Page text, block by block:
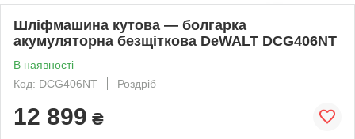
Шліфмашина кутова — болгарка
акумуляторна безщіткова DeWALT DCG406NT
В наявності
Код: DCG406NT
Роздріб
12 899 ₴